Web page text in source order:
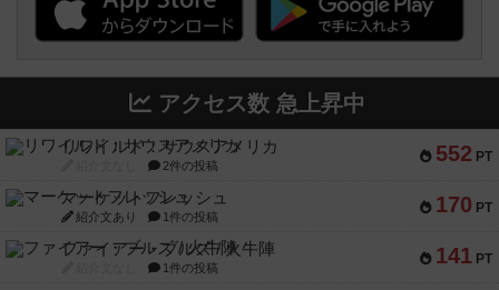
アクセス数 急上昇中
552 PT
リワイルド：サウスアメリカ
2件の投稿
170 PT
マーケットフレッシュ
紹介文あり 1件の投稿
141 PT
ファイアー・ブルズ / 火牛陣
1件の投稿